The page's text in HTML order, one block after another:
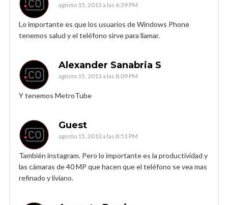
agosto 15, 2013 a las 6:39 PM
Lo importante es que los usuarios de Windows Phone
tenemos salud y el teléfono sirve para llamar.
Alexander Sanabria S
agosto 15, 2013 a las 8:09 PM
Y tenemos MetroTube
Guest
agosto 15, 2013 a las 8:51 PM
También instagram. Pero lo importante es la productividad y
las cámaras de 40 MP que hacen que el teléfono se vea mas
refinado y liviano.